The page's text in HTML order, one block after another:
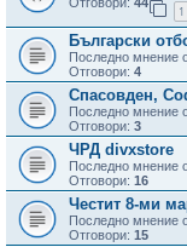
1
Български
Последно мнение
Отговори: 4
Спасовден,
Последно мнение
Отговори: 3
ЧРД divxstore
Последно мнение
Отговори: 16
Честит 8-ми
Последно мнение
Отговори: 15